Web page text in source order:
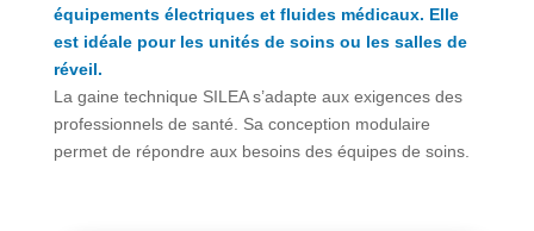
équipements électriques et fluides médicaux. Elle
est idéale pour les unités de soins ou les salles de
réveil.
La gaine technique SILEA s’adapte aux exigences des
professionnels de santé. Sa conception modulaire
permet de répondre aux besoins des équipes de soins.